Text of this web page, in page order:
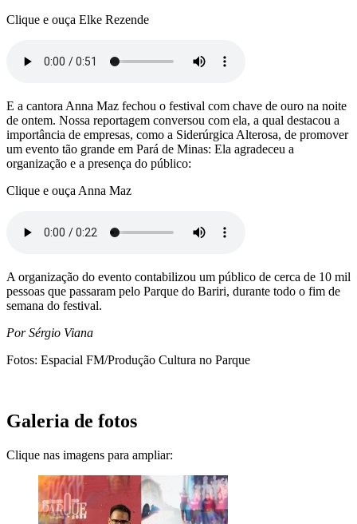
Clique e ouça Elke Rezende
E a cantora Anna Maz fechou o festival com chave de ouro na noite
de ontem. Nossa reportagem conversou com ela, a qual destacou a
importância de empresas, como a Siderúrgica Alterosa, de promover
um evento tão grande em Pará de Minas: Ela agradeceu a
organização e a presença do público:
Clique e ouça Anna Maz
A organização do evento contabilizou um público de cerca de 10 mil
pessoas que passaram pelo Parque do Bariri, durante todo o fim de
semana do festival.
Por Sérgio Viana
Fotos: Espacial FM/Produção Cultura no Parque
Galeria de fotos
Clique nas imagens para ampliar: